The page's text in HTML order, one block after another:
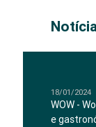
18/01/2024
WOW -
e